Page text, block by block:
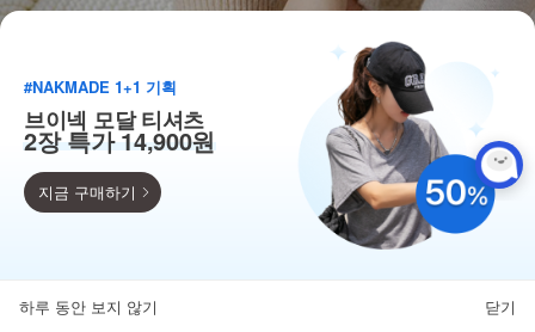
득템찬스
#NAKMADE 1+1 기획
브이넥 모달 티셔츠
2장 특가 14,900원
지금 구매하기
하루 동안 보지 않기 닫기
뒤로가기 카테고리 마이페이지